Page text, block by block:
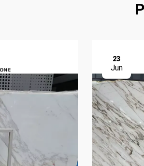
23
Jun